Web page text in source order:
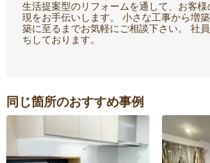
生活提案型のリフォームを通して、お客
現をお手伝いします。 小さな工事から増
築に至るまでお気軽にご相談下さい。 社
ちしております。
同じ箇所のおすすめ事例